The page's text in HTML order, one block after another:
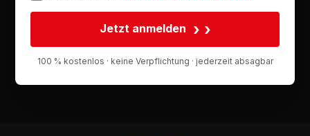
Jetzt anmelden ›
100 % kostenlos · keine Verpflichtung · jederzeit absagbar